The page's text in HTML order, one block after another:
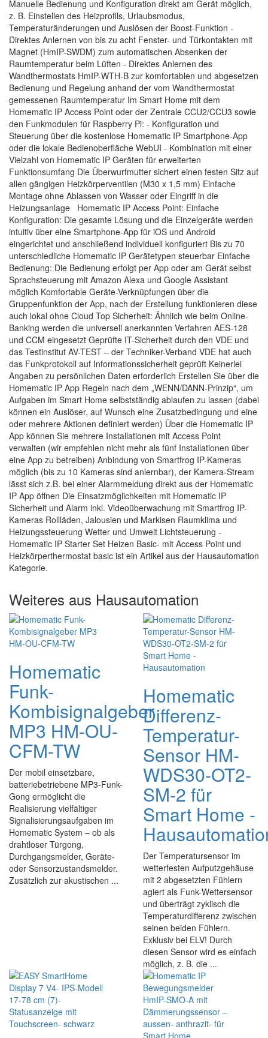
Manuelle Bedienung und Konfiguration direkt am Gerät möglich,
z. B. Einstellen des Heizprofils, Urlaubsmodus,
Temperaturänderungen und Auslösen der Boost-Funktion -
Direktes Anlernen von bis zu acht Fenster- und Türkontakten mit
Magnet (HmIP-SWDM) zum automatischen Absenken der
Raumtemperatur beim Lüften - Direktes Anlernen des
Wandthermostats HmIP-WTH-B zur komfortablen und abgesetzen
Bedienung und Regelung anhand der vom Wandthermostat
gemessenen Raumtemperatur Im Smart Home mit dem
Homematic IP Access Point oder der Zentrale CCU2/CCU3 sowie
den Funkmodulen für Raspberry Pi: - Konfiguration und
Steuerung über die kostenlose Homematic IP Smartphone-App
oder die lokale Bedienoberfläche WebUI - Kombination mit einer
Vielzahl von Homematic IP Geräten für erweiterten
Funktionsumfang Die Überwurfmutter sichert einen festen Sitz auf
allen gängigen Heizkörperventilen (M30 x 1,5 mm) Einfache
Montage ohne Ablassen von Wasser oder Eingriff in die
Heizungsanlage Homematic IP Access Point: Einfache
Konfiguration: Die gesamte Lösung und die Einzelgeräte werden
intuitiv über eine Smartphone-App für iOS und Android
eingerichtet und anschließend individuell konfiguriert Bis zu 70
unterschiedliche Homematic IP Gerätetypen steuerbar Einfache
Bedienung: Die Bedienung erfolgt per App oder am Gerät selbst
Sprachsteuerung mit Amazon Alexa und Google Assistant
möglich Komfortable Geräte-Verknüpfungen über die
Gruppenfunktion der App, nach der Erstellung funktionieren diese
auch lokal ohne Cloud Top Sicherheit: Ähnlich wie beim Online-
Banking werden die universell anerkannten Verfahren AES-128
und CCM eingesetzt Geprüfte IT-Sicherheit durch den VDE und
das Testinstitut AV-TEST – der Techniker-Verband VDE hat auch
das Funkprotokoll auf Informationssicherheit geprüft Keinerlei
Angaben zu persönlichen Daten erforderlich Erstellen Sie über die
Homematic IP App Regeln nach dem „WENN/DANN-Prinzip“, um
Aufgaben im Smart Home selbstständig ablaufen zu lassen (dabei
können ein Auslöser, auf Wunsch eine Zusatzbedingung und eine
oder mehrere Aktionen definiert werden) Über die Homematic IP
App können Sie mehrere Installationen mit Access Point
verwalten (wir empfehlen nicht mehr als fünf Installationen über
eine App zu betreiben) Anbindung von Smartfrog IP-Kameras
möglich (bis zu 10 Kameras sind anlernbar), der Kamera-Stream
lässt sich z.B. bei einer Alarmmeldung direkt aus der Homematic
IP App öffnen Die Einsatzmöglichkeiten mit Homematic IP
Sicherheit und Alarm inkl. Videoüberwachung mit Smartfrog IP-
Kameras Rollläden, Jalousien und Markisen Raumklima und
Heizungssteuerung Wetter und Umwelt Lichtsteuerung -
Homematic IP Starter Set Heizen Basic- mit Access Point und
Heizkörperthermostat basic ist ein Artikel aus der Hausautomation
Kategorie.
Weiteres aus Hausautomation
Homematic
Funk-
Kombisignalgeber
MP3 HM-OU-
CFM-TW
Der mobil einsetzbare,
batteriebetriebene MP3-Funk-
Gong ermöglicht die
Realisierung vielfältiger
Signalisierungsaufgaben im
Homematic System – ob als
drahtloser Türgong,
Durchgangsmelder, Geräte-
oder Sensorzustandsmelder.
Zusätzlich zur akustischen ...
Homematic
Differenz-
Temperatur-
Sensor HM-
WDS30-OT2-
SM-2 für
Smart Home -
Der Temperatursensor im
wetterfesten Aufputzgehäuse
mit 2 abgesetzten Fühlern
agiert als Funk-Wettersensor
und überträgt zyklisch die
Temperaturdifferenz zwischen
seinen beiden Fühlern.
Exklusiv bei ELV! Durch
diesen Sensor wird es einfach
möglich, z. B. die ...